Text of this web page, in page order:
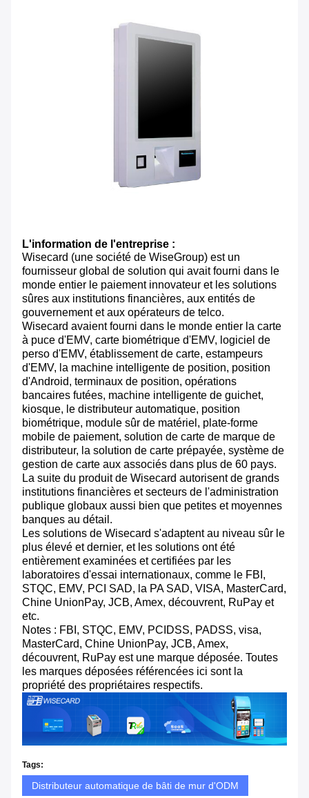
L'information de l'entreprise :
Wisecard (une société de WiseGroup) est un
fournisseur global de solution qui avait fourni dans le
monde entier le paiement innovateur et les solutions
sûres aux institutions financières, aux entités de
gouvernement et aux opérateurs de telco.
Wisecard avaient fourni dans le monde entier la carte
à puce d'EMV, carte biométrique d'EMV, logiciel de
perso d'EMV, établissement de carte, estampeurs
d'EMV, la machine intelligente de position, position
d'Android, terminaux de position, opérations
bancaires futées, machine intelligente de guichet,
kiosque, le distributeur automatique, position
biométrique, module sûr de matériel, plate-forme
mobile de paiement, solution de carte de marque de
distributeur, la solution de carte prépayée, système de
gestion de carte aux associés dans plus de 60 pays.
La suite du produit de Wisecard autorisent de grands
institutions financières et secteurs de l'administration
publique globaux aussi bien que petites et moyennes
banques au détail.
Les solutions de Wisecard s'adaptent au niveau sûr le
plus élevé et dernier, et les solutions ont été
entièrement examinées et certifiées par les
laboratoires d'essai internationaux, comme le FBI,
STQC, EMV, PCI SAD, la PA SAD, VISA, MasterCard,
Chine UnionPay, JCB, Amex, découvrent, RuPay et
etc.
Notes : FBI, STQC, EMV, PCIDSS, PADSS, visa,
MasterCard, Chine UnionPay, JCB, Amex,
découvrent, RuPay est une marque déposée. Toutes
les marques déposées référencées ici sont la
propriété des propriétaires respectifs.
Tags:
Distributeur automatique de bâti de mur d'ODM